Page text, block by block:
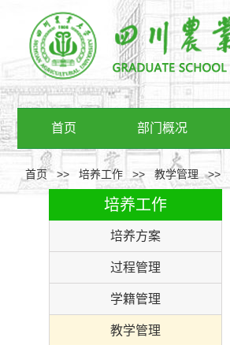
首页 部门概况
首页>> 培养工作 >> 教学管理 >>
培养工作
培养方案
过程管理
学籍管理
教学管理